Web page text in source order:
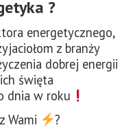
?
energetycznego,
z branży
dobrej energii
święta
dnia w roku
Wami
?